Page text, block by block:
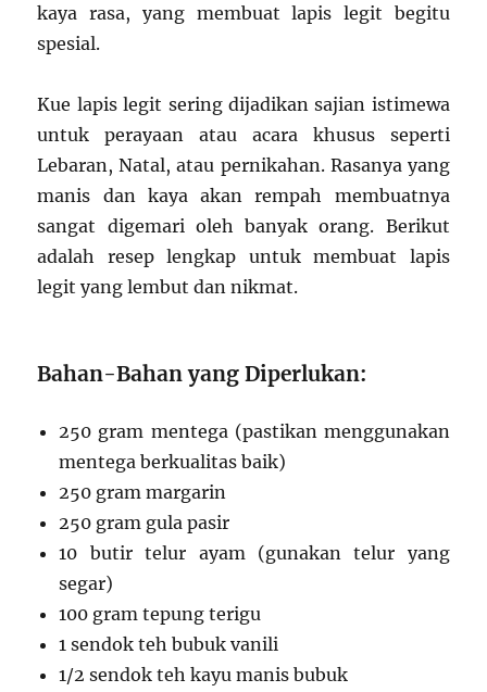
kaya rasa, yang membuat lapis legit begitu
spesial.
Kue lapis legit sering dijadikan sajian istimewa
untuk perayaan atau acara khusus seperti
Lebaran, Natal, atau pernikahan. Rasanya yang
manis dan kaya akan rempah membuatnya
sangat digemari oleh banyak orang. Berikut
adalah resep lengkap untuk membuat lapis
legit yang lembut dan nikmat.
Bahan-Bahan yang Diperlukan:
250 gram mentega (pastikan menggunakan
mentega berkualitas baik)
250 gram margarin
250 gram gula pasir
10 butir telur ayam (gunakan telur yang
segar)
100 gram tepung terigu
1 sendok teh bubuk vanili
1/2 sendok teh kayu manis bubuk